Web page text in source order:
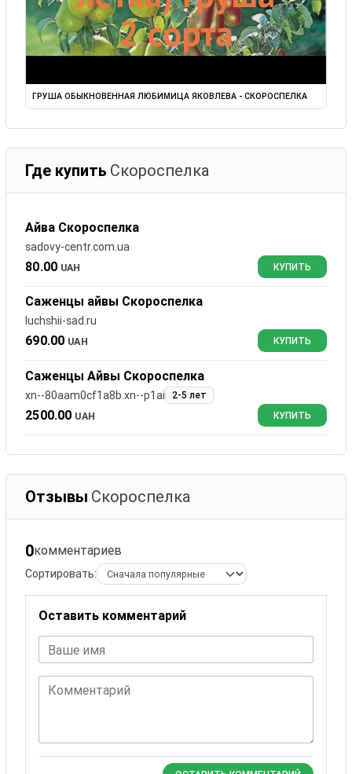
ГРУША ОБЫКНОВЕННАЯ ЛЮБИМИЦА ЯКОВЛЕВА - СКОРОСПЕЛКА
Где купить Скороспелка
Айва Скороспелка
sadovy-centr.com.ua
80.00 UAH КУПИТЬ
Саженцы айвы Скороспелка
luchshii-sad.ru
690.00 UAH КУПИТЬ
Саженцы Айвы Скороспелка
xn--80aam0cf1a8b.xn--p1ai 2-5 лет
2500.00 UAH КУПИТЬ
Отзывы Скороспелка
0комментариев
Сортировать:
Оставить комментарий
Ваше имя
Комментарий